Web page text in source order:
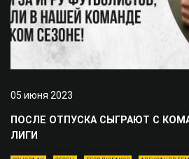
05 июня 2023
ПОСЛЕ ОТПУСКА СЫГРАЮТ С
ЛИГИ